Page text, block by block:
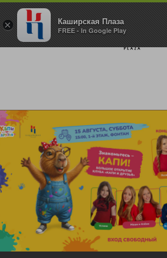
× Каширская Плаза
FREE - In Google Play